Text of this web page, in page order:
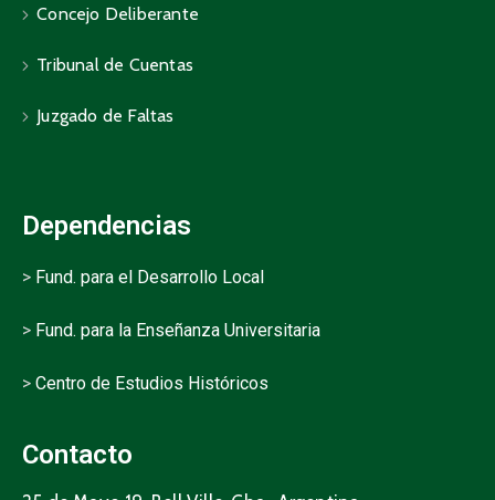
Concejo Deliberante
Tribunal de Cuentas
Juzgado de Faltas
Dependencias
> Fund. para el Desarrollo Local
> Fund. para la Enseñanza Universitaria
> Centro de Estudios Históricos
Contacto